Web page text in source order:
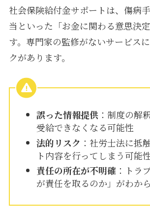
社会保険給付金サポートは、傷病
当といった「お金に関わる意思決
す。専門家の監修がないサービス
クがあります。
誤った情報提供：制度の解
受給できなくなる可能性
法的リスク ：社労士法に抵
ト内容を行ってしまう可能
責任の所在が不明確：トラ
が責任を取るのか」がわか